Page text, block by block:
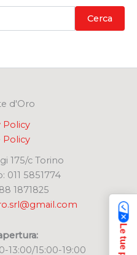
Cerca
Policy
Policy
175/c Torino
011 5851774
1871825
13:00/15:00-19:00